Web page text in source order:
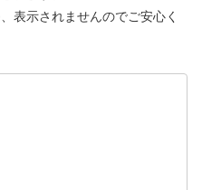
表示されませんのでご安心く